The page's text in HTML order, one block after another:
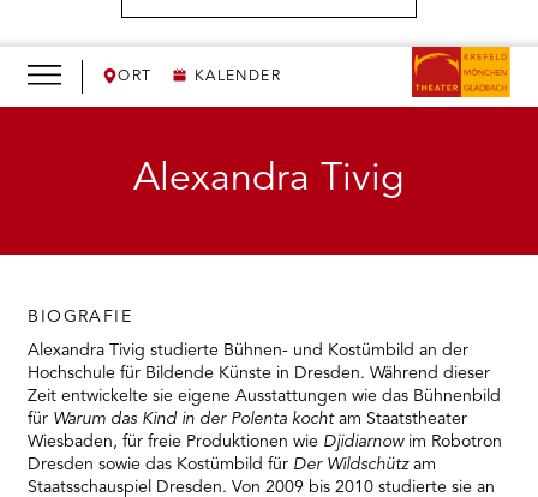
ORT KALENDER
KARTENKAUF ÖFFNEN
WIR ÖFFNEN
THEATERPÄDAGOGIK ÖFFNEN
Alexandra Tivig
BIOGRAFIE
Alexandra Tivig studierte Bühnen- und Kostümbild an der
Hochschule für Bildende Künste in Dresden. Während dieser
Zeit entwickelte sie eigene Ausstattungen wie das Bühnenbild
für Warum das Kind in der Polenta kochtam Staatstheater
Wiesbaden, für freie Produktionen wie Djidiarnowim Robotron
Dresden sowie das Kostümbild für Der Wildschützam
Staatsschauspiel Dresden. Von 2009 bis 2010 studierte sie an